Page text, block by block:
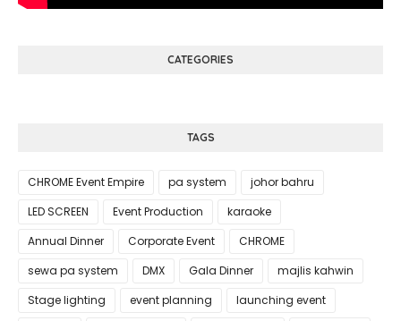
CATEGORIES
TAGS
CHROME Event Empire pa system
johor bahru
LED SCREEN
Event Production
karaoke
Annual Dinner
Corporate Event
CHROME
sewa pa system
DMX Gala Dinner
majlis kahwin
Stage lighting
event planning
launching event